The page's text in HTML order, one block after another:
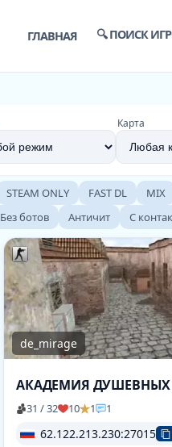
ГЛАВНАЯ 🔍 ПОИСК
Карта
STEAM ONLY FAST DL MIX
Без ботов Античит С
de_mirage
АКАДЕМИЯ ДУШЕВНЫХ
31 / 32 10 1 1
62.122.213.230:27015